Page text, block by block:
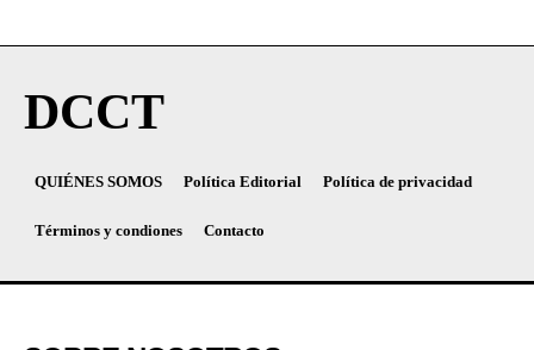
DCCT
QUIÉNES SOMOS Política Editorial Política de privacidad
Términos y condiones Contacto